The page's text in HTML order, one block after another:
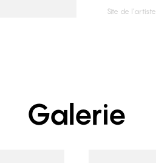
Site de l’artiste
Galerie